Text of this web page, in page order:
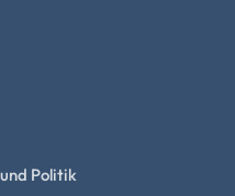
Politik